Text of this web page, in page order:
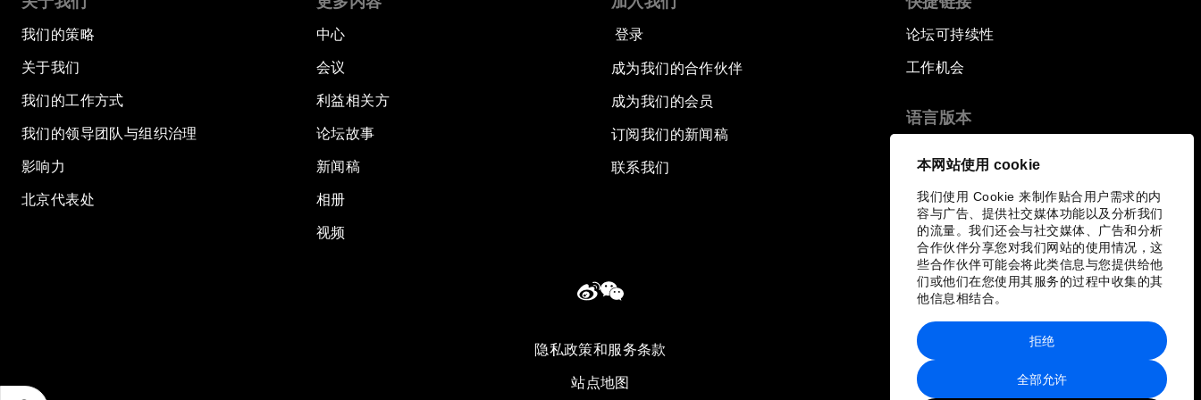
本网站使用 cookie
我们使用 Cookie 来制作贴合用户需求的内
容与广告、提供社交媒体功能以及分析我们
的流量。我们还会与社交媒体、广告和分析
合作伙伴分享您对我们网站的使用情况，这
些合作伙伴可能会将此类信息与您提供给他
们或他们在您使用其服务的过程中收集的其
他信息相结合。
全部允许
拒绝
我们的策略
关于我们
我们的工作方式
我们的领导团队与组织治理
影响力
北京代表处
中心
会议
利益相关方
论坛故事
新闻稿
相册
视频
登录
成为我们的合作伙伴
成为我们的会员
订阅我们的新闻稿
联系我们
论坛可持续性
工作机会
语言版本
隐私政策和服务条款
站点地图